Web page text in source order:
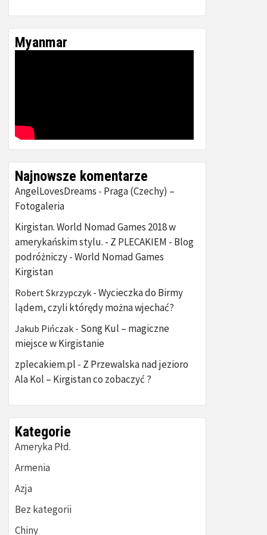
Myanmar
Najnowsze komentarze
AngelLovesDreams - Praga (Czechy) –
Fotogaleria
Kirgistan. World Nomad Games 2018 w
amerykańskim stylu. - Z PLECAKIEM - Blog
podróżniczy - World Nomad Games
Kirgistan
Robert Skrzypczyk - Wycieczka do Birmy
lądem, czyli którędy można wjechać?
Jakub Pińczak - Song Kul – magiczne
miejsce w Kirgistanie
zplecakiem.pl - Z Przewalska nad jezioro
Ala Kol – Kirgistan co zobaczyć ?
Kategorie
Ameryka Płd.
Armenia
Azja
Bez kategorii
Chiny